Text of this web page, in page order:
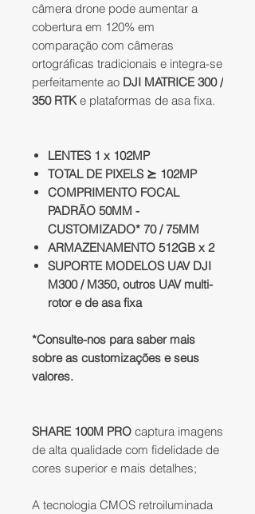
câmera drone pode aumentar a
cobertura em 120% em
comparação com câmeras
ortográficas tradicionais e integra-se
perfeitamente ao DJI MATRICE 300 /
350 RTKe plataformas de asa fixa.
LENTES 1 x 102MP
TOTAL DE PIXELS ⪰ 102MP
COMPRIMENTO FOCAL
PADRÃO 50MM -
CUSTOMIZADO* 70 / 75MM
ARMAZENAMENTO 512GB x 2
SUPORTE MODELOS UAV DJI
M300 / M350, outros UAV multi-
rotor e de asa fixa
*Consulte-nos para saber mais
sobre as customizações e seus
valores.
SHARE 100M PRO captura imagens
de alta qualidade com fidelidade de
cores superior e mais detalhes;​
A tecnologia CMOS retroiluminada